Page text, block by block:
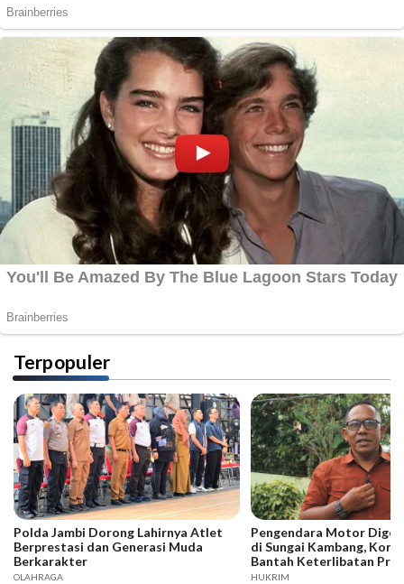
Terpopuler
Polda Jambi Dorong Lahirnya Atlet
Berprestasi dan Generasi Muda
Berkarakter
OLAHRAGA
Pengendara Motor
di Sungai Kambang,
Bantah Keterlibatan
HUKRIM